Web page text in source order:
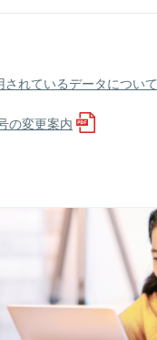
れているデータについて
の変更案内